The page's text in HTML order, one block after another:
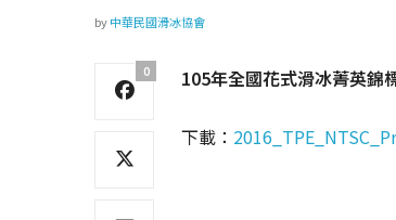
by中華民國滑冰協會
0 105年全國花式滑冰菁英
下載：